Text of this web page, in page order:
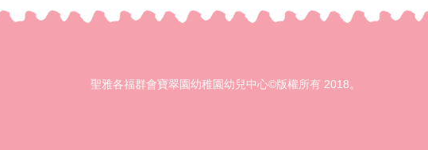
聖雅各福群會寶翠園幼稚園幼兒中心©版權所有 2018。